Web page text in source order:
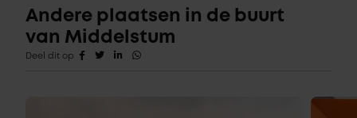
Andere plaatsen in de buurt
van Middelstum
Deel dit op